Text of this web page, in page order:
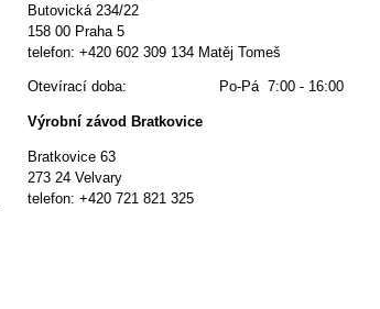
Butovická 234/22
158 00 Praha 5
telefon: +420 602 309 134 Matěj Tomeš
Otevírací doba: Po-Pá 7:00 - 16:00
Výrobní závod Bratkovice
Bratkovice 63
273 24 Velvary
telefon: +420 721 821 325